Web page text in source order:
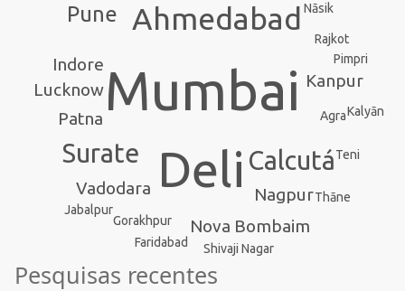
Mumbai
Deli
Ahmedabad
Calcutá
Surate
Pune
Kanpur
Nova Bombaim
Lucknow
Nagpur
Indore
Vadodara
Patna Agra
Rajkot
Gorakhpur
Nāsik
Pimpri
Kalyān
Thāne
Faridabad
Teni
Jabalpur
Shivaji Nagar
Pesquisas recentes